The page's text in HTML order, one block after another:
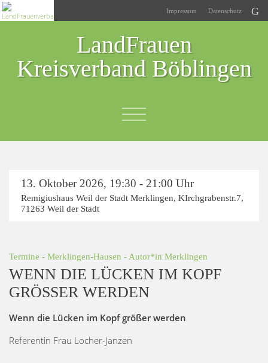
Impressum Datenschutz
LandFrauen
Kreisverband Böblingen
13. Oktober 2026, 19:30 - 21:00 Uhr
Remigiushaus Weil der Stadt Merklingen, KIrchgrabenstr.7,
71263 Weil der Stadt
Termine - Merklingen-Hausen - Autor*in Merklingen
WENN DIE LÜCKEN IM KOPF
GRÖSSER WERDEN
Wenn die Lücken im Kopf größer werden
Referentin Frau Locher-Janzen